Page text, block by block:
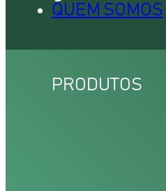
QUEM SOMOS
PRODUTOS